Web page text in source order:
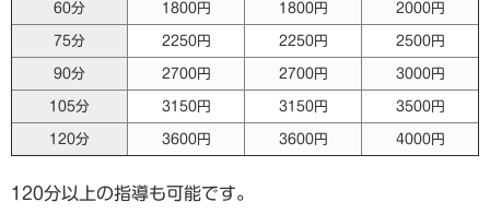
60分 1800円 1800円 2000円
75分 2250円 2250円 2500円
90分 2700円 2700円 3000円
105分 3150円 3150円 3500円
120分 3600円 3600円 4000円
120分以上の指導も可能です。